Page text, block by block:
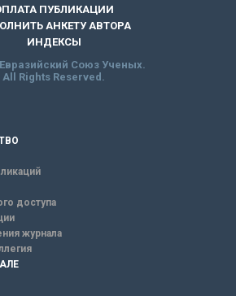
ПУБЛИКАЦИИ
АНКЕТУ АВТОРА
ИНДЕКСЫ
Союз Ученых.
All Rights Reserved.
доступа
журнала